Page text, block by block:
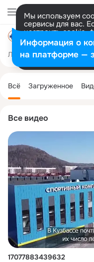
Мы используем
сервисы для вас.
настроить cookie-
представитель.
Разрешить все
Лента Участники 576
Все видео
17077883439632
колонка
Всё Загруженное
Информация о
на платформе —